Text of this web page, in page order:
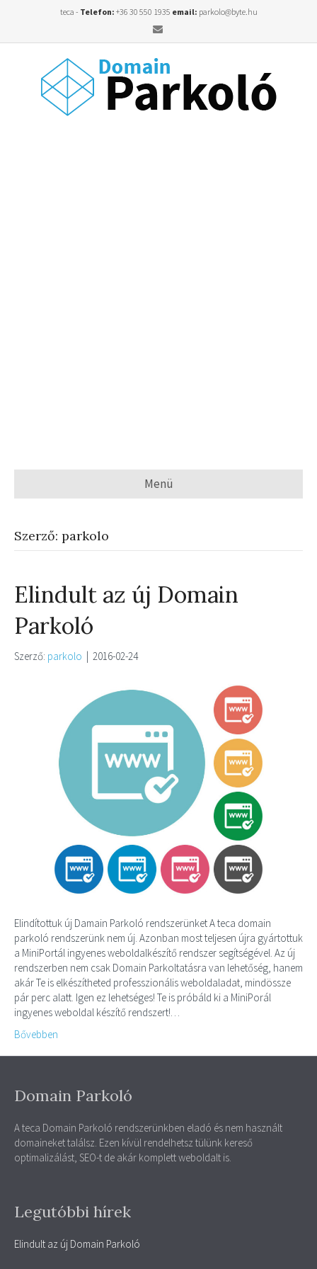
teca - Telefon: +36 30 550 1935 email: parkolo@byte.hu
Email
Menü
Szerző: parkolo
Elindult az új Domain
Parkoló
Szerző: parkolo | 2016-02-24
Elindítottuk új Damain Parkoló rendszerünket A teca domain
parkoló rendszerünk nem új. Azonban most teljesen újra gyártottuk
a MiniPortál ingyenes weboldalkészítő rendszer segítségével. Az új
rendszerben nem csak Domain Parkoltatásra van lehetőség, hanem
akár Te is elkészítheted professzionális weboldaladat, mindössze
pár perc alatt. Igen ez lehetséges! Te is próbáld ki a MiniPorál
ingyenes weboldal készítő rendszert!…
Bővebben
Domain Parkoló
A teca Domain Parkoló rendszerünkben eladó és nem használt
domaineket találsz. Ezen kívül rendelhetsz tülünk kereső
optimalizálást, SEO-t de akár komplett weboldalt is.
Legutóbbi hírek
Elindult az új Domain Parkoló